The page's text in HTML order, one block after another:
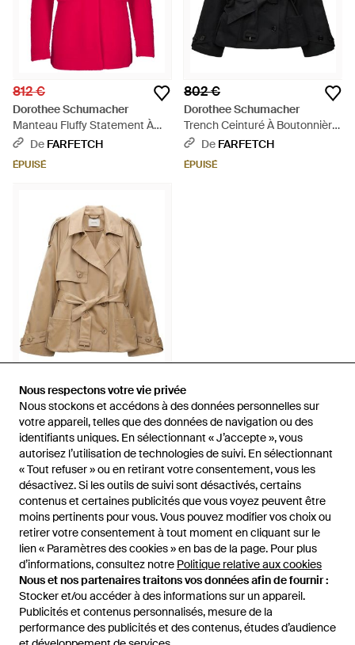
Nous respectons votre vie privée
Nous stockons et accédons à des données personnelles sur
votre appareil, telles que des données de navigation ou des
identifiants uniques. En sélectionnant « J’accepte », vous
autorisez l’utilisation de technologies de suivi. En sélectionnant
« Tout refuser » ou en retirant votre consentement, vous les
désactivez. Si les outils de suivi sont désactivés, certains
contenus et certaines publicités que vous voyez peuvent être
moins pertinents pour vous. Vous pouvez modifier vos choix ou
retirer votre consentement à tout moment en cliquant sur le
lien « Paramètres des cookies » en bas de la page. Pour plus
d’informations, consultez notre Politique relative aux cookies
Nous et nos partenaires traitons vos données afin de fournir :
Stocker et/ou accéder à des informations sur un appareil.
Publicités et contenus personnalisés, mesure de la
performance des publicités et des contenus, études d’audience
Nous respectons votre vie privée
Nous stockons et accédons à des données personnelles sur
votre appareil, telles que des données de navigation ou des
identifiants uniques. En sélectionnant « J’accepte », vous
autorisez l’utilisation de technologies de suivi. En sélectionnant
« Tout refuser » ou en retirant votre consentement, vous les
désactivez. Si les outils de suivi sont désactivés, certains
contenus et certaines publicités que vous voyez peuvent être
moins pertinents pour vous. Vous pouvez modifier vos choix ou
retirer votre consentement à tout moment en cliquant sur le
lien « Paramètres des cookies » en bas de la page. Pour plus
d’informations, consultez notre Politique relative aux cookies
Nous et nos partenaires traitons vos données afin de fournir :
Stocker et/ou accéder à des informations sur un appareil.
Publicités et contenus personnalisés, mesure de la
performance des publicités et des contenus, études d’audience
812 €
Dorothee Schumacher
Manteau Fluffy Statement À
Poche À Rabat - Rouge
De FARFETCH
ÉPUISÉ
802 €
Dorothee Schumacher
Trench Ceinturé À Boutonnière
Croisée - Noir
De FARFETCH
ÉPUISÉ
802 €
Dorothee Schumacher
Trench À Ourlet Ajustable
Luxury - Neutre
De FARFETCH
ÉPUISÉ